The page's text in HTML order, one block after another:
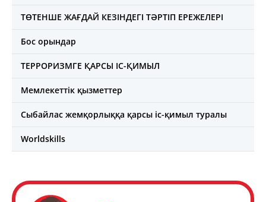
ТӨТЕНШЕ ЖАҒДАЙ КЕЗІНДЕГІ ТӘРТІП ЕРЕЖЕЛЕРІ
Бос орындар
ТЕРРОРИЗМГЕ ҚАРСЫ ІС-ҚИМЫЛ
Мемлекеттік қызметтер
Сыбайлас жемқорлыққа қарсы іс-қимыл туралы
Worldskills